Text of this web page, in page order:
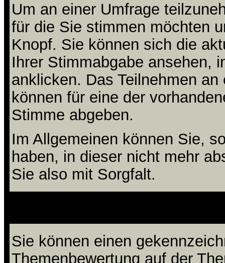
Um an einer Umfrage
für die Sie stimmen möchten
Knopf. Sie können sich die
Ihrer Stimmabgabe ansehen,
anklicken. Das Teilnehmen
können für eine der
Stimme abgeben.
Im Allgemeinen können Sie,
haben, in dieser nicht mehr
Sie also mit Sorgfalt.
Sie können einen
Themenbewertung auf der